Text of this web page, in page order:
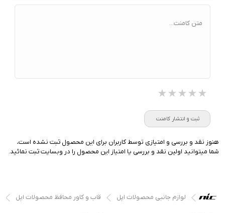
متن کامنت...
★★★★★
★★★★★
★★★★★
ثبت و انتشار کامنت
هنوز نقد و بررسی و امتیازی توسط کاربران برای این محصول ثبت نشده است،
شما میتوانید اولین نقد و بررسی یا امتیاز این محصول را در وبسایت ثبت نمائید.
لوازم جانبی محصولات اپل قاب و کاور محافظ محصولات اپل